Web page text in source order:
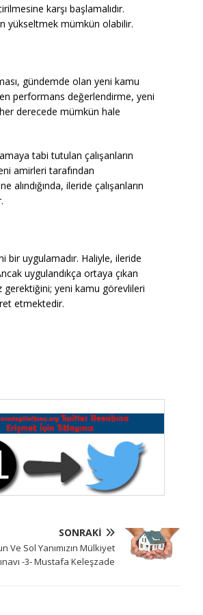
karşı başlamalıdır.
yükseltmek mümkün olabilir.
gündemde olan yeni kamu
performans değerlendirme, yeni
derecede mümkün hale
tabi tutulan çalışanların
amirleri tarafından
ileride çalışanların
bir uygulamadır. Haliyle, ileride
uygulandıkça ortaya çıkan
gerektiğini; yeni kamu görevlileri
etmektedir.
SONRAKI
Ve Sol Yanımızın Mülkiyet
-3- Mustafa Keleşzade